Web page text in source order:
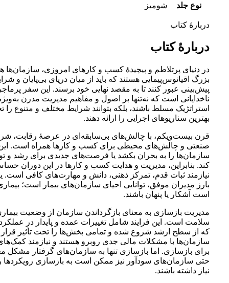
نوع جلد شومیز
دربارۀ کتاب
دربارۀ کتاب
در دنیای پرتلاطم و پیچیدۀ کسب و کارهای امروزی، سازمان‌ها
بزرگ اقیانوس‌پیمایی هستند که باید از میان دریای بی‌پایان و
پیش‌بینی عبور کنند تا به مقصد نهایی خود برسند. این سفر
ناخدایانی است که نه‌تنها بر اصول و مفاهیم مدیریت مدرن
استراتژیک مسلط باشند، بلکه بتوانند شرایط مختلف و متنوع را
بهترین سناریوهای اجرایی را ارائه دهند.
قرن بیست‌و‌یکم، با چالش‌های بی‌سابقه‌ای در عرصۀ رقابت،
صنعتی و چالش‌های محیطی برای کسب و کارها همراه است.
سازمان‌ها را به بحران بکشد یا فرصت‌های جدیدی برای رشد و
کند. بنابراین، مدیریت و هدایت کسب و کارها در این دوران
نیازمند ثبات قدم، تمرکز ذهنی، دانش و مهارت‌های کافی است.
بارز مدیران موفق، توانایی احیای سازمان‌های بیمار است؛
است آشکار یا پنهان باشند.
مدیریت بازسازی به معنای بازگرداندن سازمان از وضعیت
سلامت است. این فرایند شامل تغییرات عمده و پایدار در
که از سطح ارشد شروع شده و تمامی بخش‌ها را تحت تأثیر
سازمان‌ها با مشکلات مالی جدی روبرو هستند و نیازمند
برای بازسازی. اما بازسازی تنها به سازمان‌های گرفتار مشکل
حتی سازمان‌های سودآور نیز ممکن است به بازسازی رویکردها
نیاز داشته باشند.